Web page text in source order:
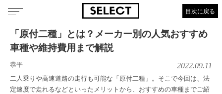
目次に戻る
「原付二種」とは？メーカー別の人気おすすめ
車種や維持費用まで解説
恭平 2022.09.11
二人乗りや高速道路の走行も可能な「原付二種」。そこで今回は、法
定速度で走れるなどといったメリットから、おすすめの車種までご紹